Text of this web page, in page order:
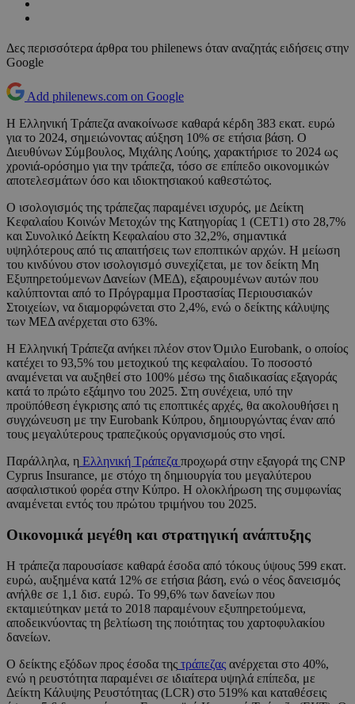
Δες περισσότερα άρθρα του philenews όταν αναζητάς ειδήσεις στην
Google
Add philenews.com on Google
Η Ελληνική Τράπεζα ανακοίνωσε καθαρά κέρδη 383 εκατ. ευρώ
για το 2024, σημειώνοντας αύξηση 10% σε ετήσια βάση. Ο
Διευθύνων Σύμβουλος, Μιχάλης Λούης, χαρακτήρισε το 2024 ως
χρονιά-ορόσημο για την τράπεζα, τόσο σε επίπεδο οικονομικών
αποτελεσμάτων όσο και ιδιοκτησιακού καθεστώτος.
Ο ισολογισμός της τράπεζας παραμένει ισχυρός, με Δείκτη
Κεφαλαίου Κοινών Μετοχών της Κατηγορίας 1 (CET1) στο 28,7%
και Συνολικό Δείκτη Κεφαλαίου στο 32,2%, σημαντικά
υψηλότερους από τις απαιτήσεις των εποπτικών αρχών. Η μείωση
του κινδύνου στον ισολογισμό συνεχίζεται, με τον δείκτη Μη
Εξυπηρετούμενων Δανείων (ΜΕΔ), εξαιρουμένων αυτών που
καλύπτονται από το Πρόγραμμα Προστασίας Περιουσιακών
Στοιχείων, να διαμορφώνεται στο 2,4%, ενώ ο δείκτης κάλυψης
των ΜΕΔ ανέρχεται στο 63%.
Η Ελληνική Τράπεζα ανήκει πλέον στον Όμιλο Eurobank, ο οποίος
κατέχει το 93,5% του μετοχικού της κεφαλαίου. Το ποσοστό
αναμένεται να αυξηθεί στο 100% μέσω της διαδικασίας εξαγοράς
κατά το πρώτο εξάμηνο του 2025. Στη συνέχεια, υπό την
προϋπόθεση έγκρισης από τις εποπτικές αρχές, θα ακολουθήσει η
συγχώνευση με την Eurobank Κύπρου, δημιουργώντας έναν από
τους μεγαλύτερους τραπεζικούς οργανισμούς στο νησί.
Παράλληλα, η Ελληνική Τράπεζα προχωρά στην εξαγορά της CNP
Cyprus Insurance, με στόχο τη δημιουργία του μεγαλύτερου
ασφαλιστικού φορέα στην Κύπρο. Η ολοκλήρωση της συμφωνίας
αναμένεται εντός του πρώτου τριμήνου του 2025.
Οικονομικά μεγέθη και στρατηγική ανάπτυξης
Η τράπεζα παρουσίασε καθαρά έσοδα από τόκους ύψους 599 εκατ.
ευρώ, αυξημένα κατά 12% σε ετήσια βάση, ενώ ο νέος δανεισμός
ανήλθε σε 1,1 δισ. ευρώ. Το 99,6% των δανείων που
εκταμιεύτηκαν μετά το 2018 παραμένουν εξυπηρετούμενα,
αποδεικνύοντας τη βελτίωση της ποιότητας του χαρτοφυλακίου
δανείων.
Ο δείκτης εξόδων προς έσοδα της τράπεζας ανέρχεται στο 40%,
ενώ η ρευστότητα παραμένει σε ιδιαίτερα υψηλά επίπεδα, με
Δείκτη Κάλυψης Ρευστότητας (LCR) στο 519% και καταθέσεις